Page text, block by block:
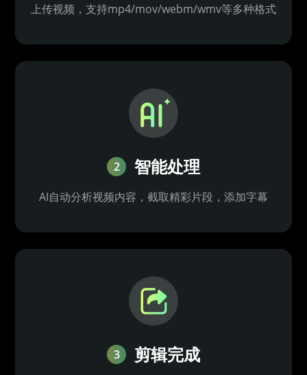
上传视频，支持mp4/mov/webm/wmv等多种格式
2 智能处理
AI自动分析视频内容，截取精彩片段，添加字幕
3 剪辑完成